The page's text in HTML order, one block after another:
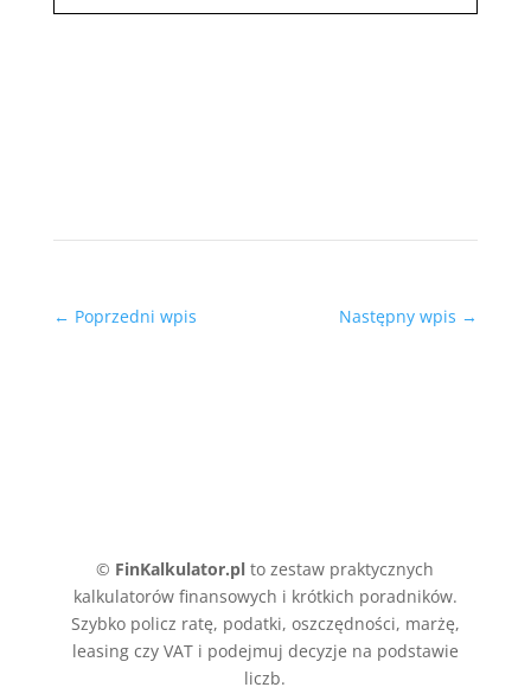
← Poprzedni wpis Następny wpis →
© FinKalkulator.pl to zestaw praktycznych
kalkulatorów finansowych i krótkich poradników.
Szybko policz ratę, podatki, oszczędności, marżę,
leasing czy VAT i podejmuj decyzje na podstawie
liczb.